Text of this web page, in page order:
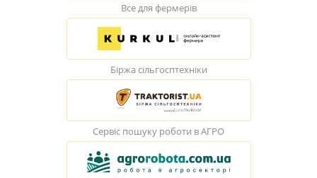
Все для фермерів
Біржа сільгосптехніки
Сервіс пошуку роботи в АГРО